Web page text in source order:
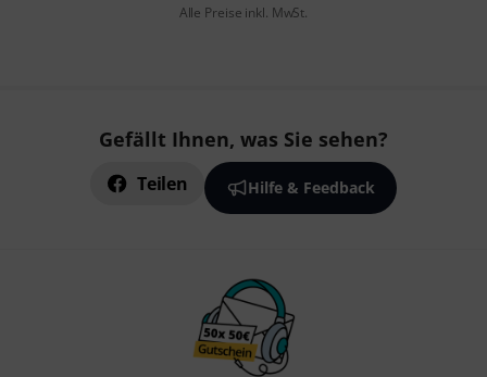
Alle Preise inkl. MwSt.
Gefällt Ihnen, was Sie sehen?
Teilen Hilfe & Feedback